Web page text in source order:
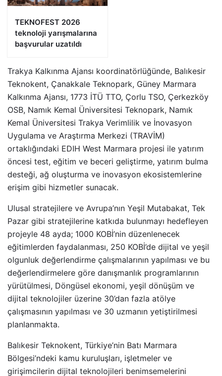
TEKNOFEST 2026
teknoloji yarışmalarına
başvurular uzatıldı
Trakya Kalkınma Ajansı koordinatörlüğünde, Balıkesir
Teknokent, Çanakkale Teknopark, Güney Marmara
Kalkınma Ajansı, 1773 İTÜ TTO, Çorlu TSO, Çerkezköy
OSB, Namık Kemal Üniversitesi Teknopark, Namık
Kemal Üniversitesi Trakya Verimlilik ve İnovasyon
Uygulama ve Araştırma Merkezi (TRAVİM)
ortaklığındaki EDIH West Marmara projesi ile yatırım
öncesi test, eğitim ve beceri geliştirme, yatırım bulma
desteği, ağ oluşturma ve inovasyon ekosistemlerine
erişim gibi hizmetler sunacak.
Ulusal stratejilere ve Avrupa’nın Yeşil Mutabakat, Tek
Pazar gibi stratejilerine katkıda bulunmayı hedefleyen
projeyle 48 ayda; 1000 KOBİ’nin düzenlenecek
eğitimlerden faydalanması, 250 KOBİ’de dijital ve yeşil
olgunluk değerlendirme çalışmalarının yapılması ve bu
değerlendirmelere göre danışmanlık programlarının
yürütülmesi, Döngüsel ekonomi, yeşil dönüşüm ve
dijital teknolojiler üzerine 30’dan fazla atölye
çalışmasının yapılması ve 30 uzmanın yetiştirilmesi
planlanmakta.
Balıkesir Teknokent, Türkiye’nin Batı Marmara
Bölgesi’ndeki kamu kuruluşları, işletmeler ve
girişimcilerin dijital teknolojileri benimsemelerini